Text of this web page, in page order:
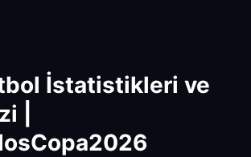
İstatistikleri ve
|